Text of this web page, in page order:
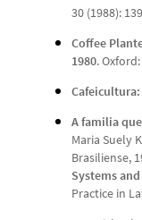
30 (1988):
Coffee
1980.
Cafeicultura:
A familia
Maria Suely
Brasiliense,
Systems
Practice in